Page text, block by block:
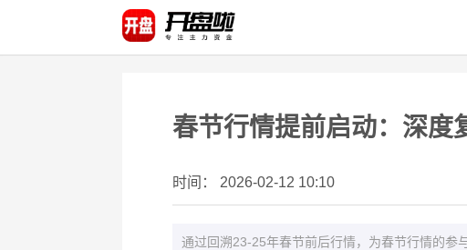
春节行情提前启动：深度
时间： 2026-02-12 10:10
通过回溯23-25年春节前后行情，为春节行情的参